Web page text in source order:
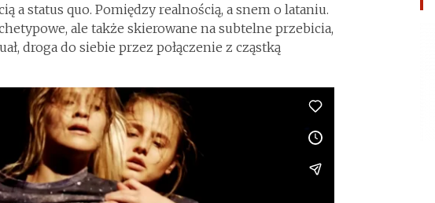
a status quo. Pomiędzy realnością, a snem o lataniu.
ale także skierowane na subtelne przebicia,
droga do siebie przez połączenie z cząstką